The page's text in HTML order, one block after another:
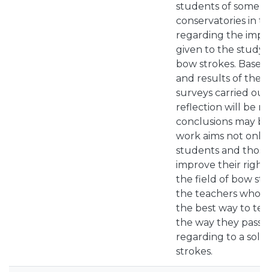
students of some
conservatories in
regarding the
given to the study
bow strokes.
and results of the
surveys carried
reflection will be
conclusions may
work aims not
students and
improve their
the field of bow
the teachers who
the best way to
the way they pass
regarding to a
strokes.